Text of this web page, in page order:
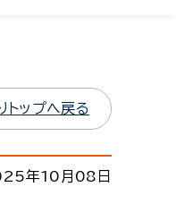
トップへ戻る
年10月08日